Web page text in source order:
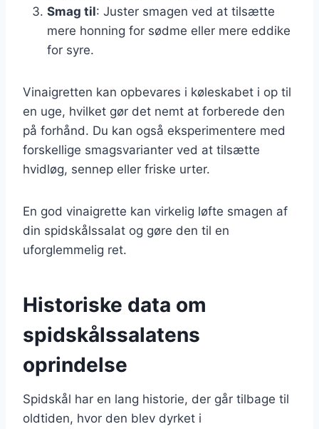
Smag til: Juster smagen ved at tilsætte
mere honning for sødme eller mere eddike
for syre.
Vinaigretten kan opbevares i køleskabet i op til
en uge, hvilket gør det nemt at forberede den
på forhånd. Du kan også eksperimentere med
forskellige smagsvarianter ved at tilsætte
hvidløg, sennep eller friske urter.
En god vinaigrette kan virkelig løfte smagen af
din spidskålssalat og gøre den til en
uforglemmelig ret.
Historiske data om
spidskålssalatens
oprindelse
Spidskål har en lang historie, der går tilbage til
oldtiden, hvor den blev dyrket i